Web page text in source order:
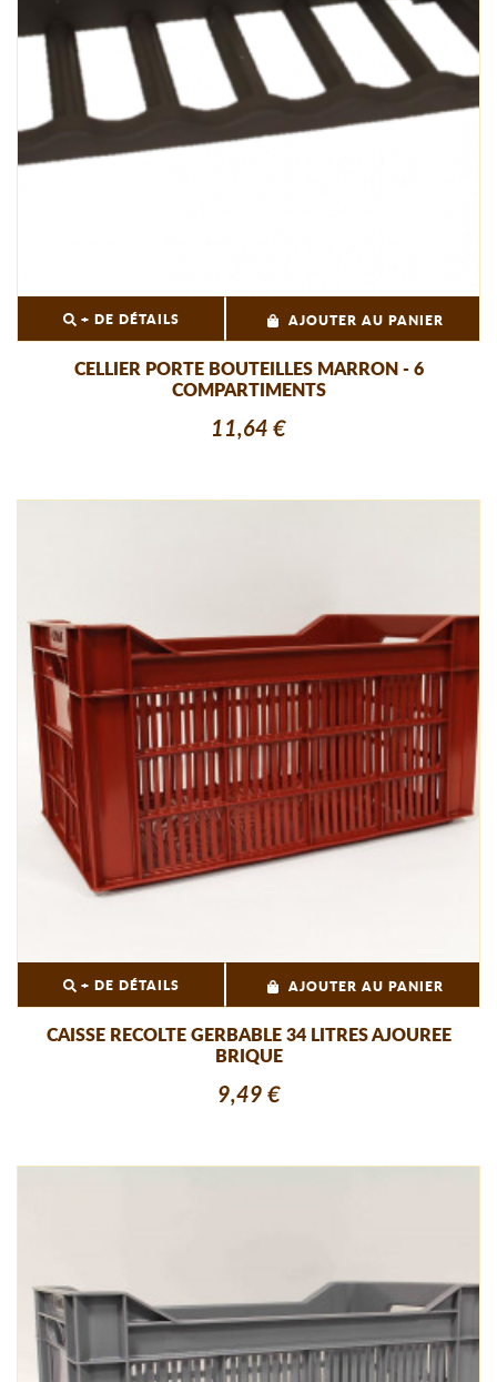
+ DE DÉTAILS AJOUTER AU PANIER
CELLIER PORTE BOUTEILLES MARRON - 6
COMPARTIMENTS
11,64 €
+ DE DÉTAILS AJOUTER AU PANIER
CAISSE RECOLTE GERBABLE 34 LITRES AJOUREE
BRIQUE
9,49 €